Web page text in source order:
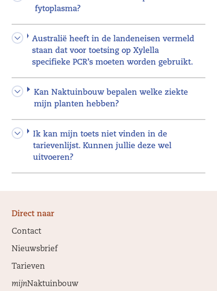
fytoplasma?
Australië heeft in de landeneisen vermeld
staan dat voor toetsing op Xylella
specifieke PCR’s moeten worden gebruikt.
Kan Naktuinbouw bepalen welke ziekte
mijn planten hebben?
Ik kan mijn toets niet vinden in de
tarievenlijst. Kunnen jullie deze wel
uitvoeren?
Direct naar
Contact
Nieuwsbrief
Tarieven
mijnNaktuinbouw